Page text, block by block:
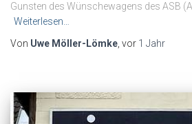
Gunsten des Wünschewagens des ASB
Weiterlesen…
Von Uwe Möller-Lömke, vor 1 Jahr